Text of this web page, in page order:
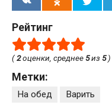
Рейтинг
(2оценки, среднее5из 5)
Метки:
На обед Варить